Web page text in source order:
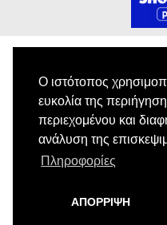
Ο ιστότοπος
ευκολία της
περιεχομένου και
ανάλυση της
Πληροφορίες
ΑΠΟΡΡΙΨΗ
Εγγραφή
Κάνε εγγραφή
λαμβάνεις